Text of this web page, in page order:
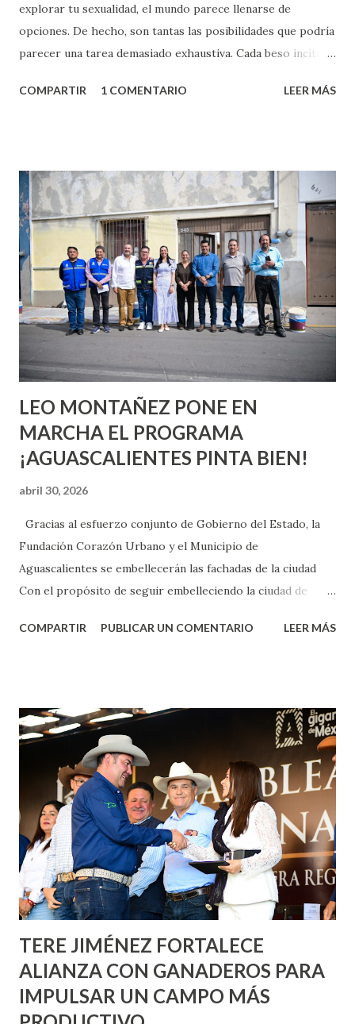
explorar tu sexualidad, el mundo parece llenarse de
opciones. De hecho, son tantas las posibilidades que podría
parecer una tarea demasiado exhaustiva. Cada beso incita
partes de ti que jamás hubieras imaginado. El problema es
conoces ni la mitad de lo que deberías saber. Pero incluso
quienes ya han tenido relaciones sexuales no son expertos
o expertas en el tema. Siempre hay algo nuevo que
aprender y nuevas experiencias que conocer. Si eres una
chica y aún no has tenido relaciones sexuales, tal vez
pienses que el sexo será increíble y no puedas esperar para
experimentarlo, pero como cualquier persona con
experiencia te dirá, siempre es mejor cuando ambas partes
son suficientemen...
COMPARTIR 1 COMENTARIO LEER MÁS
LEO MONTAÑEZ PONE EN
MARCHA EL PROGRAMA
¡AGUASCALIENTES PINTA BIEN!
abril 30, 2026
Gracias al esfuerzo conjunto de Gobierno del Estado, la
Fundación Corazón Urbano y el Municipio de
Aguascalientes se embellecerán las fachadas de la ciudad
Con el propósito de seguir embelleciendo la ciudad de
municipal, Leo Montañez dio inicio al programa
Corazón Urbano y el Municipio capital. Leo Montañez
informó que en este programa se usarán cerca de 90 mil
metros cuadrados de pintura, para dar inicio en la calle
Nieto, entre Jesús F. Elizondo y la calle 22 de Octubre, con
lo que se aplicará pintura en 66 casas. Posteriormente se
llevará este programa a Villas de Nuestra Señora de la
Asunción, Avenida Alameda y Decreto 27 de Septiembre, en
los edificios FOVISSSTE Ojo de Agua, en la comunidad
Norias de Paso Hondo y en los edificios de...
COMPARTIR PUBLICAR UN COMENTARIO LEER MÁS
TERE JIMÉNEZ FORTALECE
ALIANZA CON GANADEROS PARA
IMPULSAR UN CAMPO MÁS